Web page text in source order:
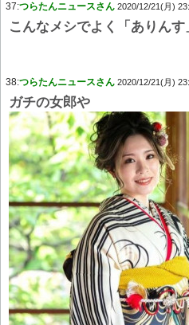
37:つらたんニュースさん 2020/12/21(月)
こんなメシでよく「ありん
38:つらたんニュースさん 2020/12/21(月)
ガチの女郎や